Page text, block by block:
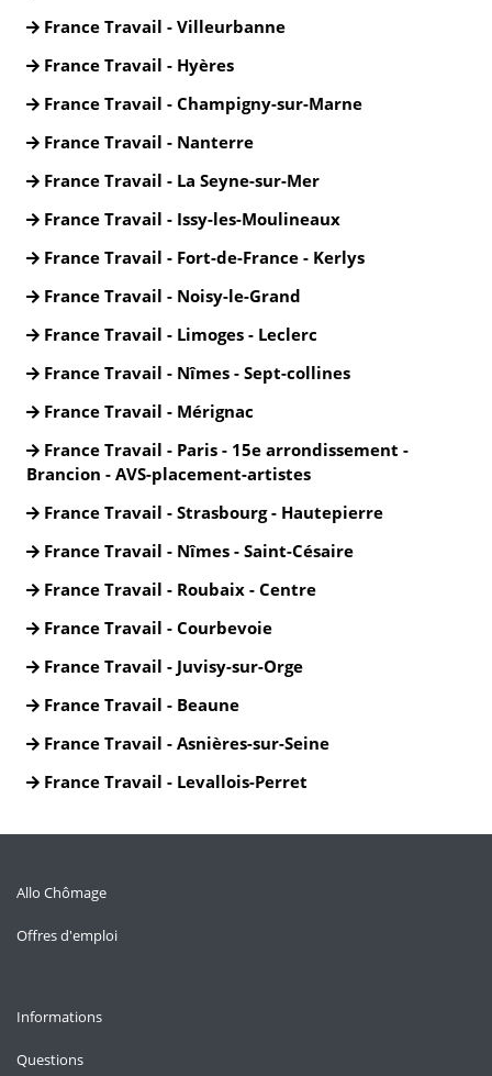
France Travail - Villeurbanne
France Travail - Hyères
France Travail - Champigny-sur-Marne
France Travail - Nanterre
France Travail - La Seyne-sur-Mer
France Travail - Issy-les-Moulineaux
France Travail - Fort-de-France - Kerlys
France Travail - Noisy-le-Grand
France Travail - Limoges - Leclerc
France Travail - Nîmes - Sept-collines
France Travail - Mérignac
France Travail - Paris - 15e arrondissement -
Brancion - AVS-placement-artistes
France Travail - Strasbourg - Hautepierre
France Travail - Nîmes - Saint-Césaire
France Travail - Roubaix - Centre
France Travail - Courbevoie
France Travail - Juvisy-sur-Orge
France Travail - Beaune
France Travail - Asnières-sur-Seine
France Travail - Levallois-Perret
Allo Chômage
Offres d'emploi
Informations
Questions